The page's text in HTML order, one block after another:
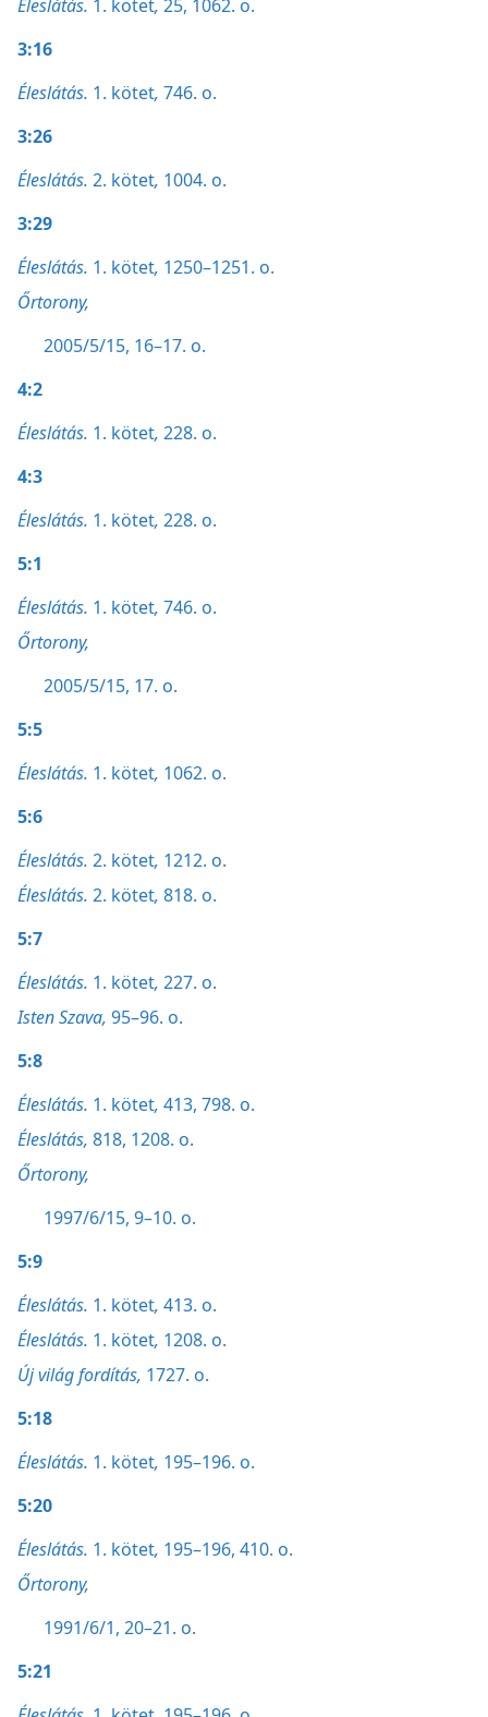
Éleslátás. 1. kötet, 25, 1062. o.
3:16
Éleslátás. 1. kötet, 746. o.
3:26
Éleslátás. 2. kötet, 1004. o.
3:29
Éleslátás. 1. kötet, 1250–1251. o.
Őrtorony,
2005/5/15, 16–17. o.
4:2
Éleslátás. 1. kötet, 228. o.
4:3
Éleslátás. 1. kötet, 228. o.
5:1
Éleslátás. 1. kötet, 746. o.
Őrtorony,
2005/5/15, 17. o.
5:5
Éleslátás. 1. kötet, 1062. o.
5:6
Éleslátás. 2. kötet, 1212. o.
Éleslátás. 2. kötet, 818. o.
5:7
Éleslátás. 1. kötet, 227. o.
Isten Szava, 95–96. o.
5:8
Éleslátás. 1. kötet, 413, 798. o.
Éleslátás, 818, 1208. o.
Őrtorony,
1997/6/15, 9–10. o.
5:9
Éleslátás. 1. kötet, 413. o.
Éleslátás. 1. kötet, 1208. o.
Új világ fordítás, 1727. o.
5:18
Éleslátás. 1. kötet, 195–196. o.
5:20
Éleslátás. 1. kötet, 195–196, 410. o.
Őrtorony,
1991/6/1, 20–21. o.
5:21